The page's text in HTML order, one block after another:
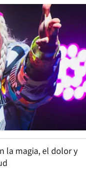
la magia, el dolor y